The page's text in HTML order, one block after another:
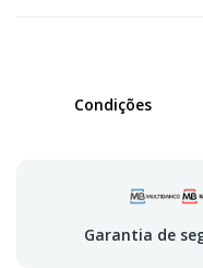
Condições
Garantia de